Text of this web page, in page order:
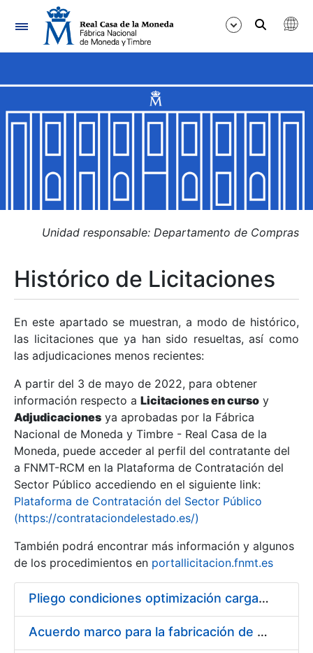
Navegación
Mostrar/Ocultar
Mostrar/Ocultar
Mostrar/Ocultar
Mostrar/Ocultar
Mostrar/Ocultar
Mostrar/Ocultar
Unidad responsable: Departamento de Compras
Histórico de Licitaciones
En este apartado se muestran, a modo de histórico,
las licitaciones que ya han sido resueltas, así como
las adjudicaciones menos recientes:
A partir del 3 de mayo de 2022, para obtener
información respecto a Licitaciones en curso y
Adjudicaciones ya aprobadas por la Fábrica
Nacional de Moneda y Timbre - Real Casa de la
Moneda, puede acceder al perfil del contratante del
a FNMT-RCM en la Plataforma de Contratación del
Sector Público accediendo en el siguiente link:
Plataforma de Contratación del Sector Público
(https://contrataciondelestado.es/)
También podrá encontrar más información y algunos
de los procedimientos en portallicitacion.fnmt.es
Pliego condiciones optimización cargas compras firmado
Acuerdo marco para la fabricación de piezas